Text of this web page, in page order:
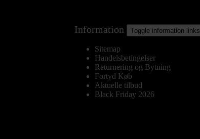
Information Toggle information links
Sitemap
Handelsbetingelser
Returnering og Bytning
Fortyd Køb
Aktuelle tilbud
Black Friday 2026